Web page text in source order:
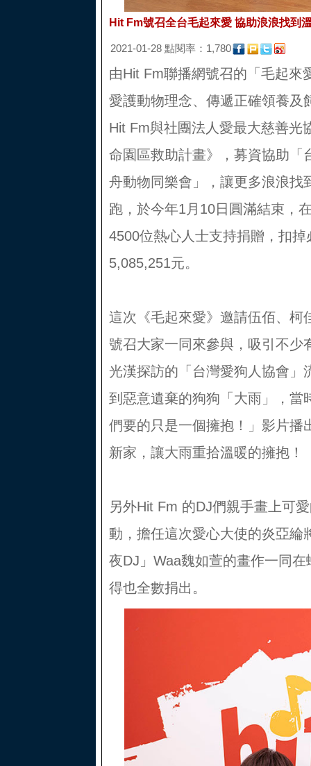
Hit Fm號召全台毛起來愛 協助浪浪找到
2021-01-28 點閱率：1,780
由Hit Fm聯播網號召的「毛起來
愛護動物理念、傳遞正確領養及
Hit Fm與社團法人愛最大慈善光
命園區救助計畫》，募資協助「
舟動物同樂會」，讓更多浪浪找
跑，於今年1月10日圓滿結束，
4500位熱心人士支持捐贈，扣
5,085,251元。
這次《毛起來愛》邀請伍佰、柯
號召大家一同來參與，吸引不少
光漢探訪的「台灣愛狗人協會」
到惡意遺棄的狗狗「大雨」，當
們要的只是一個擁抱！」影片播
新家，讓大雨重拾溫暖的擁抱！
另外Hit Fm 的DJ們親手畫上可
動，擔任這次愛心大使的炎亞綸
夜DJ」Waa魏如萱的畫作一同
得也全數捐出。